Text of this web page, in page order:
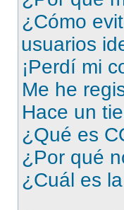
¿Cómo
usuarios
¡Perdí mi
Me he
Hace un
¿Qué es
¿Por qué
¿Cuál es